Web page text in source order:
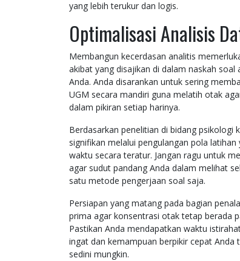
yang lebih terukur dan logis.
Optimalisasi Analisis
Membangun kecerdasan analitis
akibat yang disajikan di dalam naskah
Anda. Anda disarankan untuk sering
UGM secara mandiri guna melatih otak
dalam pikiran setiap harinya.
Berdasarkan penelitian di bidang
signifikan melalui pengulangan pola
waktu secara teratur. Jangan ragu untuk
agar sudut pandang Anda dalam melihat
satu metode pengerjaan soal saja.
Persiapan yang matang pada bagian
prima agar konsentrasi otak tetap berada
Pastikan Anda mendapatkan waktu
ingat dan kemampuan berpikir cepat
sedini mungkin.